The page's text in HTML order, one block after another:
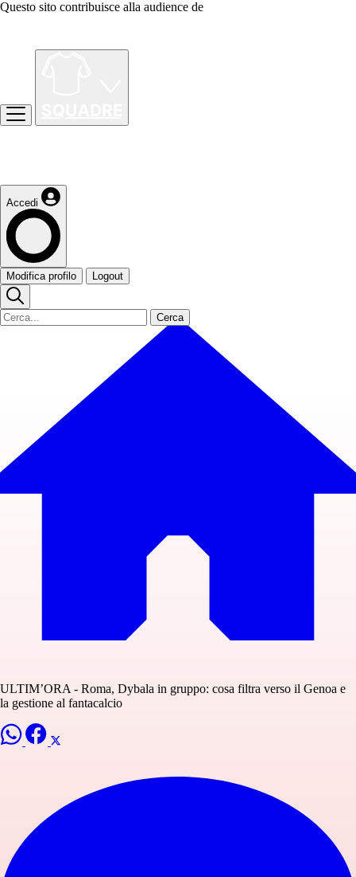
Questo sito contribuisce alla audience de
Accedi
Modifica profilo Logout
Cerca
ULTIM’ORA - Roma, Dybala in gruppo: cosa filtra verso il Genoa e
la gestione al fantacalcio